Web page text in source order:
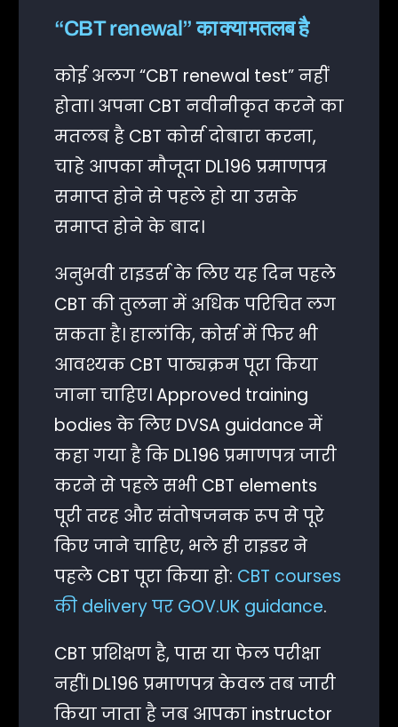
“CBT renewal” का क्या मतलब है
कोई अलग “CBT renewal test” नहीं
होता। अपना CBT नवीनीकृत करने का
मतलब है CBT कोर्स दोबारा करना,
चाहे आपका मौजूदा DL196 प्रमाणपत्र
समाप्त होने से पहले हो या उसके
समाप्त होने के बाद।
अनुभवी राइडर्स के लिए यह दिन पहले
CBT की तुलना में अधिक परिचित लग
सकता है। हालांकि, कोर्स में फिर भी
आवश्यक CBT पाठ्यक्रम पूरा किया
जाना चाहिए। Approved training
bodies के लिए DVSA guidance में
कहा गया है कि DL196 प्रमाणपत्र जारी
करने से पहले सभी CBT elements
पूरी तरह और संतोषजनक रूप से पूरे
किए जाने चाहिए, भले ही राइडर ने
पहले CBT पूरा किया हो: CBT courses
की delivery पर GOV.UK guidance.
CBT प्रशिक्षण है, पास या फेल परीक्षा
नहीं। DL196 प्रमाणपत्र केवल तब जारी
किया जाता है जब आपका instructor